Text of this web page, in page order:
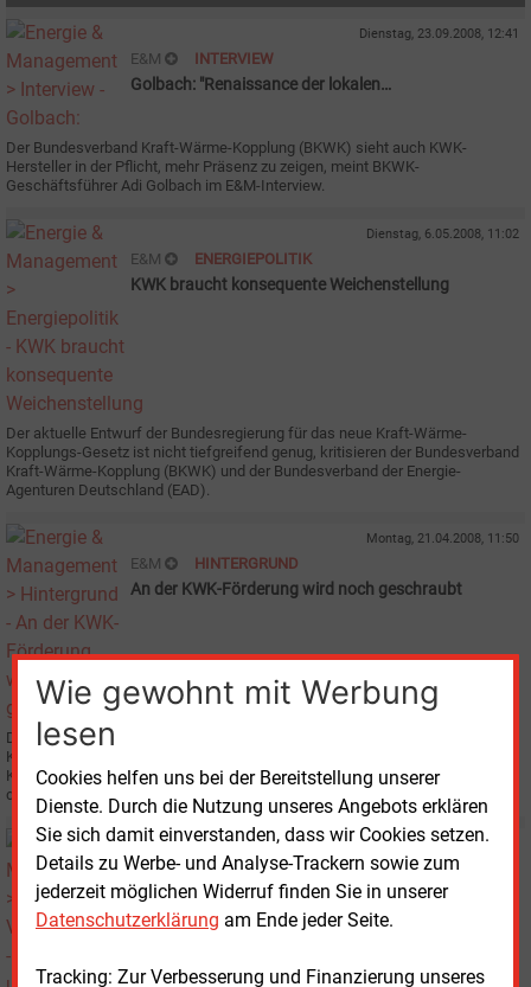
Wie gewohnt mit Werbung
lesen
Cookies helfen uns bei der Bereitstellung unserer
Dienste. Durch die Nutzung unseres Angebots erklären
Sie sich damit einverstanden, dass wir Cookies setzen.
Details zu Werbe- und Analyse-Trackern sowie zum
jederzeit möglichen Widerruf finden Sie in unserer
Datenschutzerklärung am Ende jeder Seite.
Tracking: Zur Verbesserung und Finanzierung unseres
Dienstag, 23.09.2008, 12:41
E&M INTERVIEW
Golbach: "Renaissance der lokalen
Der Bundesverband Kraft-Wärme-Kopplung (BKWK) sieht auch KWK-
Hersteller in der Pflicht, mehr Präsenz zu zeigen, meint BKWK-
Geschäftsführer Adi Golbach im E&M-Interview.
Dienstag, 6.05.2008, 11:02
E&M ENERGIEPOLITIK
KWK braucht konsequente Weichenstellung
Der aktuelle Entwurf der Bundesregierung für das neue Kraft-Wärme-
Kopplungs-Gesetz ist nicht tiefgreifend genug, kritisieren der Bundesverband
Kraft-Wärme-Kopplung (BKWK) und der Bundesverband der Energie-
Agenturen Deutschland (EAD).
Montag, 21.04.2008, 11:50
E&M HINTERGRUND
An der KWK-Förderung wird noch geschraubt
Die Fraktionen der Regierungskoalition verhandeln derzeit über einen
Kompromiss zur Nachbesserung des Gesetzentwurfes zur Kraft-Wärme-
Kopplung (KWK-Gestetz). In einigen wesentlichen Punkten zeichnet sich
dafür eine Einigung ab.
Freitag, 18.04.2008, 15:04
E&M VERANSTALTUNGEN
Seminare und Konferenzen zur KWK